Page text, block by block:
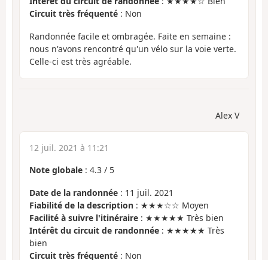
Circuit très fréquenté : Non
Randonnée facile et ombragée. Faite en semaine :
nous n'avons rencontré qu'un vélo sur la voie verte.
Celle-ci est très agréable.
Alex V
12 juil. 2021 à 11:21
Note globale : 4.3 / 5
Date de la randonnée : 11 juil. 2021
Fiabilité de la description : ★★★☆☆ Moyen
Facilité à suivre l'itinéraire : ★★★★★ Très bien
Intérêt du circuit de randonnée : ★★★★★ Très
bien
Circuit très fréquenté : Non